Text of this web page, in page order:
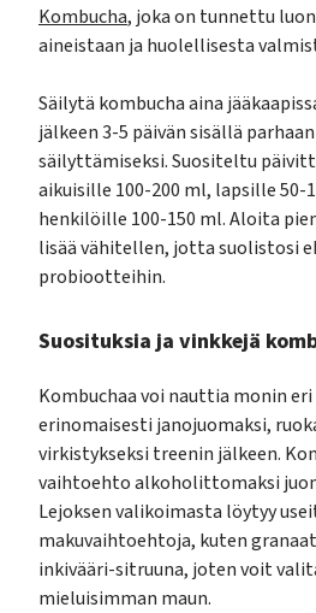
Kombucha, joka on tunnettu
aineistaan ja huolellisesta
Säilytä kombucha aina
jälkeen 3-5 päivän sisällä
säilyttämiseksi. Suositeltu
aikuisille 100-200 ml, lapsille 50-
henkilöille 100-150 ml. Aloita
lisää vähitellen, jotta suolistosi
probiootteihin.
Suosituksia ja vinkkejä
Kombuchaa voi nauttia monin eri
erinomaisesti janojuomaksi,
virkistykseksi treenin jälkeen.
vaihtoehto alkoholittomaksi
Lejoksen valikoimasta löytyy
makuvaihtoehtoja, kuten
inkivääri-sitruuna, joten voit
mieluisimman maun.